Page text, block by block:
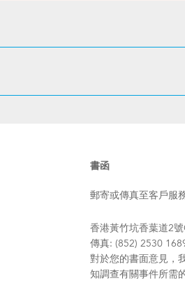
書函
郵寄或傳真至客戶服
香港黃竹坑香葉道2
傳真: (852) 2530
對於您的書面意見，
知調查有關事件所需